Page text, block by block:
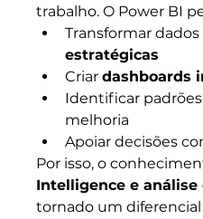
trabalho. O Power BI
Transformar
estratégicas
Criar dashboards
Identificar
melhoria
Apoiar decisões
Por isso, o
Intelligence e análise
tornado um